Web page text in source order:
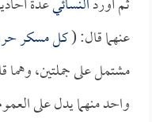
عنهما قال: (كل مسكر
مشتمل على جملتين، وهما
واحد منهما يدل على